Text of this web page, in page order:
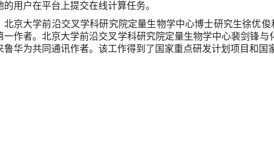
的用户在平台上提交在线计算任务。
北京大学前沿交叉学科研究院定量生物学中心博士研究生徐优俊
一作者。北京大学前沿交叉学科研究院定量生物学中心裴剑锋与
鲁华为共同通讯作者。该工作得到了国家重点研发计划项目和国